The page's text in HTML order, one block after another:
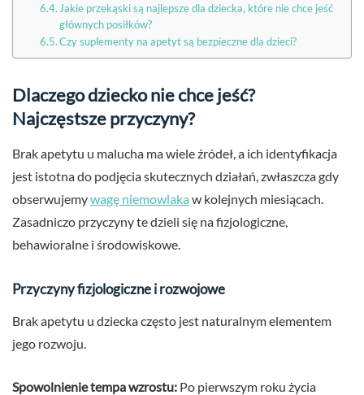
Jakie przekąski są najlepsze dla dziecka, które nie chce jeść
głównych posiłków?
Czy suplementy na apetyt są bezpieczne dla dzieci?
Dlaczego dziecko nie chce jeść?
Najczęstsze przyczyny?
Brak apetytu u malucha ma wiele źródeł, a ich identyfikacja
jest istotna do podjęcia skutecznych działań, zwłaszcza gdy
obserwujemywagę niemowlaka w kolejnych miesiącach.
Zasadniczo przyczyny te dzieli się na fizjologiczne,
behawioralne i środowiskowe.
Przyczyny fizjologiczne i rozwojowe
Brak apetytu u dziecka często jest naturalnym elementem
jego rozwoju.
Spowolnienie tempa wzrostu: Po pierwszym roku życia